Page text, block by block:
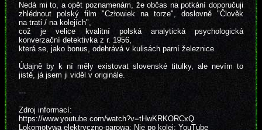
Nedá mi to, a opět poznamenám, že občas na potkání doporučuji
zhlédnout polský film "Człowiek na torze", doslovně "Člověk
na trati / na kolejích",
což je velice kvalitní polská analytická psychologická
konverzační detektivka z r. 1956,
která se, jako bonus, odehrává v kulisách parní železnice.
Údajně by k ní měly existovat slovenské titulky, ale nevím to
jistě, já jsem ji viděl v originále.
---
Zdroj informací:
https://www.youtube.com/watch?v=tHwKRKORCxQ
Lokomotywa elektryczno-parowa; Nie po kolei; YouTube